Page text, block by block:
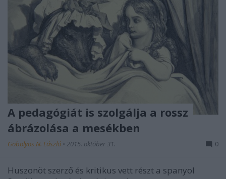
A pedagógiát is szolgálja a rossz
ábrázolása a mesékben
Göbölyös N. László • 2015. október 31. 0
Huszonöt szerző és kritikus vett részt a spanyol